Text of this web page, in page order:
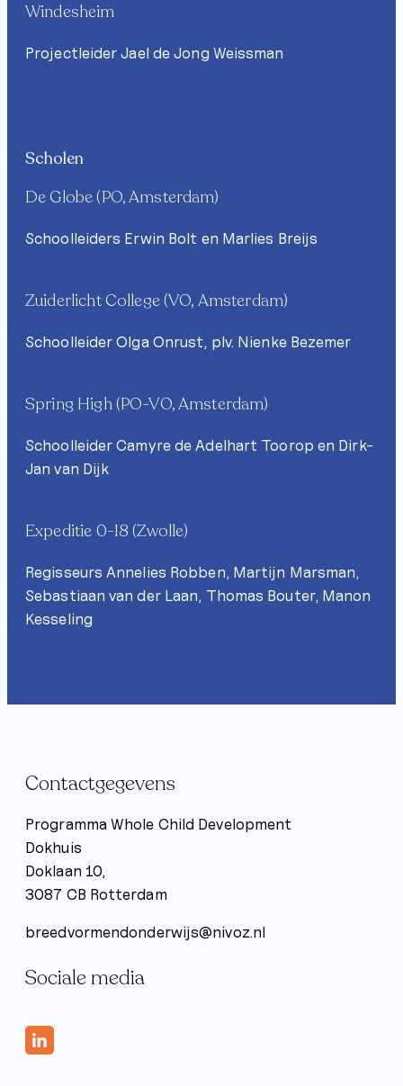
Windesheim
Projectleider Jael de Jong Weissman
Scholen
De Globe (PO, Amsterdam)
Schoolleiders Erwin Bolt en Marlies Breijs
Zuiderlicht College (VO, Amsterdam)
Schoolleider Olga Onrust, plv. Nienke Bezemer
Spring High (PO-VO, Amsterdam)
Schoolleider Camyre de Adelhart Toorop en Dirk-
Jan van Dijk
Expeditie 0-18 (Zwolle)
Regisseurs Annelies Robben, Martijn Marsman,
Sebastiaan van der Laan, Thomas Bouter, Manon
Kesseling
Contactgegevens
Programma Whole Child Development
Dokhuis
Doklaan 10,
3087 CB Rotterdam
breedvormendonderwijs@nivoz.nl
Sociale media